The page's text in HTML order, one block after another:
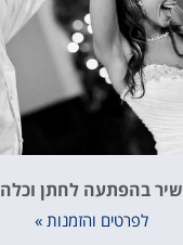
שיר בהפתעה לחתן וכלה
לפרטים והזמנות »